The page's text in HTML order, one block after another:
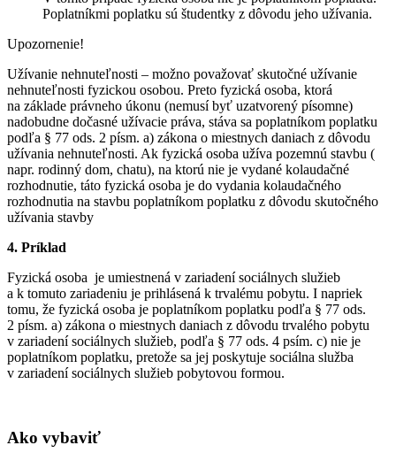
Poplatníkmi poplatku sú študentky z dôvodu jeho užívania.
Upozornenie!
Užívanie nehnuteľnosti – možno považovať skutočné užívanie
nehnuteľnosti fyzickou osobou. Preto fyzická osoba, ktorá
na základe právneho úkonu (nemusí byť uzatvorený písomne)
nadobudne dočasné užívacie práva, stáva sa poplatníkom poplatku
podľa § 77 ods. 2 písm. a) zákona o miestnych daniach z dôvodu
užívania nehnuteľnosti. Ak fyzická osoba užíva pozemnú stavbu (
napr. rodinný dom, chatu), na ktorú nie je vydané kolaudačné
rozhodnutie, táto fyzická osoba je do vydania kolaudačného
rozhodnutia na stavbu poplatníkom poplatku z dôvodu skutočného
užívania stavby
4. Príklad
Fyzická osoba je umiestnená v zariadení sociálnych služieb
a k tomuto zariadeniu je prihlásená k trvalému pobytu. I napriek
tomu, že fyzická osoba je poplatníkom poplatku podľa § 77 ods.
2 písm. a) zákona o miestnych daniach z dôvodu trvalého pobytu
v zariadení sociálnych služieb, podľa § 77 ods. 4 psím. c) nie je
poplatníkom poplatku, pretože sa jej poskytuje sociálna služba
v zariadení sociálnych služieb pobytovou formou.
Ako vybaviť